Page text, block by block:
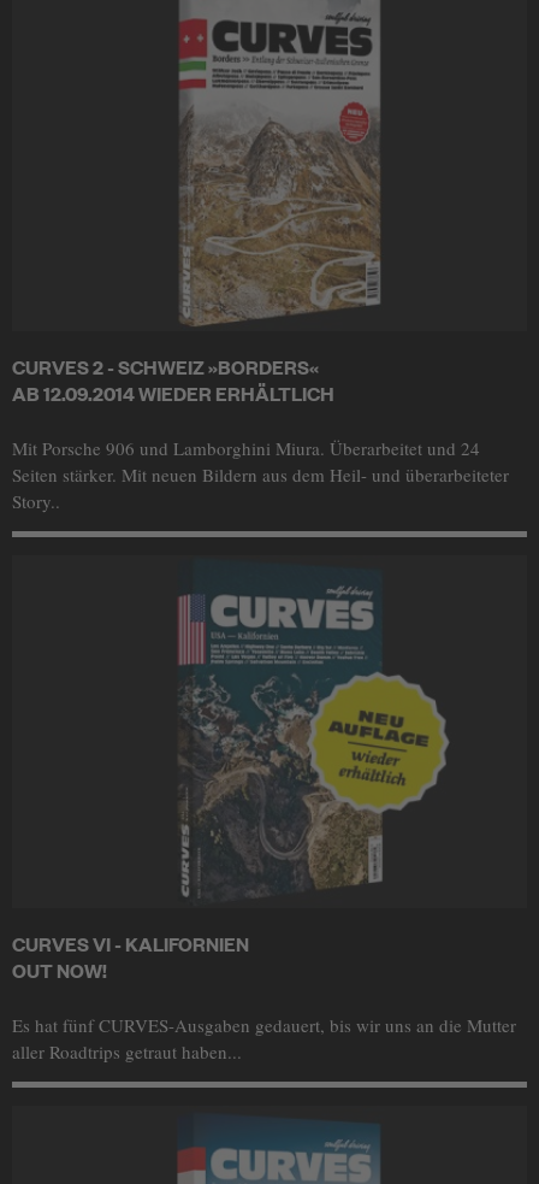
CURVES 2 - SCHWEIZ »BORDERS«
AB 12.09.2014 WIEDER ERHÄLTLICH
Mit Porsche 906 und Lamborghini Miura. Überarbeitet und 24
Seiten stärker. Mit neuen Bildern aus dem Heil- und überarbeiteter
Story..
CURVES VI - KALIFORNIEN
OUT NOW!
Es hat fünf CURVES-Ausgaben gedauert, bis wir uns an die Mutter
aller Roadtrips getraut haben...